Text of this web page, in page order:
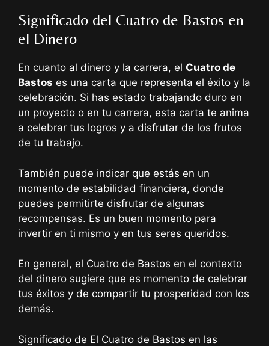
Significado del Cuatro de Bastos en
el Dinero
En cuanto al dinero y la carrera, el Cuatro de
Bastos es una carta que representa el éxito y la
celebración. Si has estado trabajando duro en
un proyecto o en tu carrera, esta carta te anima
a celebrar tus logros y a disfrutar de los frutos
de tu trabajo.
También puede indicar que estás en un
momento de estabilidad financiera, donde
puedes permitirte disfrutar de algunas
recompensas. Es un buen momento para
invertir en ti mismo y en tus seres queridos.
En general, el Cuatro de Bastos en el contexto
del dinero sugiere que es momento de celebrar
tus éxitos y de compartir tu prosperidad con los
demás.
Significado de El Cuatro de Bastos en las